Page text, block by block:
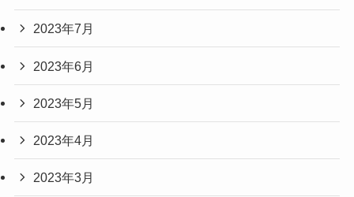
2023年7月
2023年6月
2023年5月
2023年4月
2023年3月